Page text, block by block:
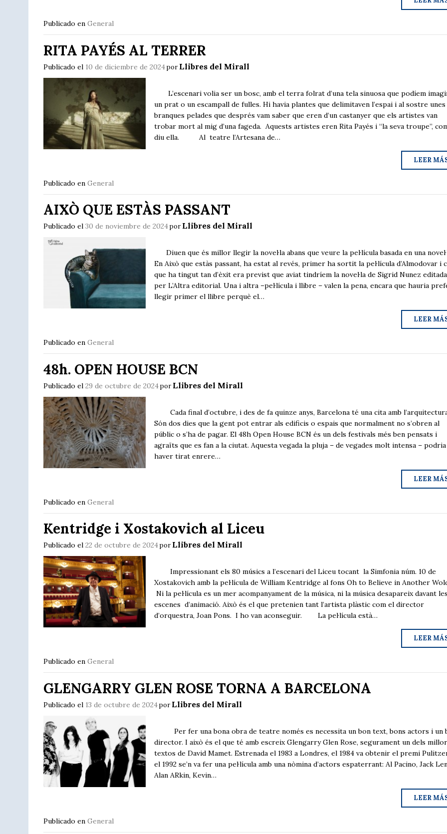
Publicado en General
RITA PAYÉS AL TERRER
Publicado el 10 de diciembre de 2024porLlibres del Mirall
L’escenari volia ser un bosc, amb el terra folrat d’una tela sinuosa que podíem
un prat o un escampall de fulles. Hi havia plantes que delimitaven l’espai i al sostre unes
branques pelades que després vam saber que eren d’un castanyer que els artistes van
trobar mort al mig d’una fageda. Aquests artistes eren Rita Payés i “la seva troupe”,
diu ella. Al teatre l’Artesana de…
LEER
Publicado en General
AIXÒ QUE ESTÀS PASSANT
Publicado el 30 de noviembre de 2024porLlibres del Mirall
Diuen que és millor llegir la novel·la abans que veure la pel·lícula basada en una
En Això que estàs passant, ha estat al revés, primer ha sortit la pel·lícula d’Almodovar i
que ha tingut tan d’èxit era previst que aviat tindríem la novel·la de Sigrid Nunez editada
per L’Altra editorial. Una i altra –pel·lícula i llibre – valen la pena, encara que hauria
llegir primer el llibre perquè el…
LEER
Publicado en General
48h. OPEN HOUSE BCN
Publicado el 29 de octubre de 2024porLlibres del Mirall
Cada final d’octubre, i des de fa quinze anys, Barcelona té una cita amb
Són dos dies que la gent pot entrar als edificis o espais que normalment no s’obren al
públic o s’ha de pagar. El 48h Open House BCN és un dels festivals més ben pensats i
agraïts que es fan a la ciutat. Aquesta vegada la pluja – de vegades molt intensa – podria
haver tirat enrere…
LEER
Publicado en General
Kentridge i Xostakovich al Liceu
Publicado el 22 de octubre de 2024porLlibres del Mirall
Impressionant els 80 músics a l’escenari del Liceu tocant la Simfonia núm. 10 de
Xostakovich amb la pel·lícula de William Kentridge al fons Oh to Believe in Another
Ni la pel·lícula es un mer acompanyament de la música, ni la música desapareix davant les
escenes d’animació. Això és el que pretenien tant l’artista plàstic com el director
d’orquestra, Joan Pons. I ho van aconseguir. La pel·lícula està…
LEER
Publicado en General
GLENGARRY GLEN ROSE TORNA A BARCELONA
Publicado el 13 de octubre de 2024porLlibres del Mirall
Per fer una bona obra de teatre només es necessita un bon text, bons actors i un
director. I això és el que té amb escreix Glengarry Glen Rose, segurament un dels
textos de David Mamet. Estrenada el 1983 a Londres, el 1984 va obtenir el premi
el 1992 se’n va fer una pel·lícula amb una nòmina d’actors espaterrant: Al Pacino, Jack
Alan ARkin, Kevin…
LEER
Publicado en General